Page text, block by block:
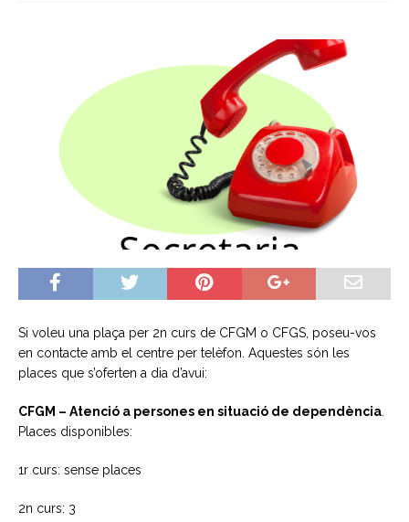
Si voleu una plaça per 2n curs de CFGM o CFGS, poseu-vos
en contacte amb el centre per telèfon. Aquestes són les
places que s’oferten a dia d’avui:
CFGM – Atenció a persones en situació de dependència
Places disponibles:
1r curs: sense places
2n curs: 3